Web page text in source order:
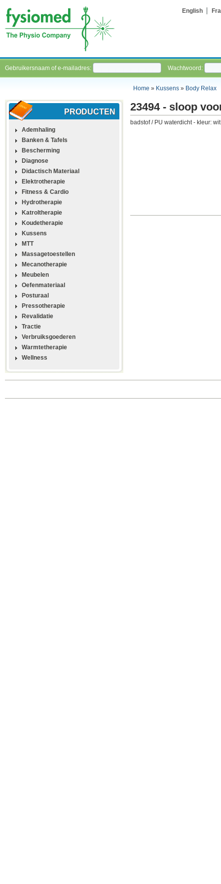
English
Gebruikersnaam of e-mailadres: Wachtwoord:
Home » Kussens» Body Relax
PRODUCTEN
Ademhaling
Banken & Tafels
Bescherming
Diagnose
Didactisch Materiaal
Elektrotherapie
Fitness & Cardio
Hydrotherapie
Katroltherapie
Koudetherapie
Kussens
MTT
Massagetoestellen
Mecanotherapie
Meubelen
Oefenmateriaal
Posturaal
Pressotherapie
Revalidatie
Tractie
Verbruiksgoederen
Warmtetherapie
Wellness
23494 - sloop
badstof / PU waterdicht - kleur: wit